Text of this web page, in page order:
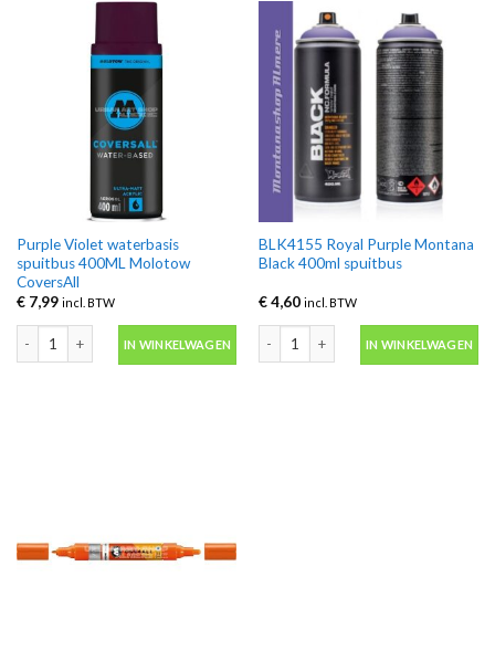
Purple Violet waterbasis
spuitbus 400ML Molotow
CoversAll
€7,99 incl. BTW
Purple Violet waterbasis spuitbus 400ML Molotow CoversAll aantal
IN WINKELWAGEN
BLK4155 Royal Purple Montana
Black 400ml spuitbus
€4,60 incl. BTW
BLK4155 Royal Purple Montana
IN WINKELWAGEN